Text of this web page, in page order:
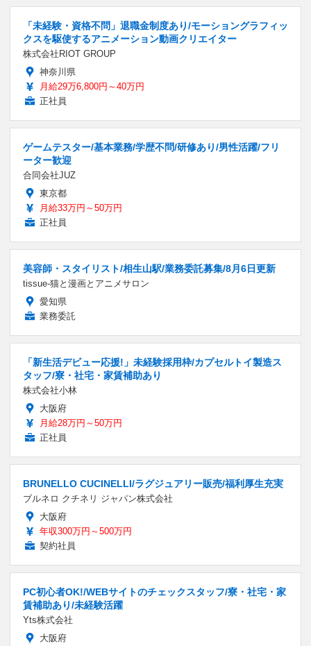
「未経験・資格不問」退職金制度あり/モーショングラフィッ
クスを駆使するアニメーション動画クリエイター
株式会社RIOT GROUP
神奈川県
月給29万6,800円～40万円
正社員
ゲームテスター/基本業務/学歴不問/研修あり/男性活躍/フリ
ーター歓迎
合同会社JUZ
東京都
月給33万円～50万円
正社員
美容師・スタイリスト/相生山駅/業務委託募集/8月6日更新
tissue-猫と漫画とアニメサロン
愛知県
業務委託
「新生活デビュー応援!」未経験採用枠/カプセルトイ製造ス
タッフ/寮・社宅・家賃補助あり
株式会社小林
大阪府
月給28万円～50万円
正社員
BRUNELLO CUCINELLI/ラグジュアリー販売/福利厚生充実
ブルネロ クチネリ ジャパン株式会社
大阪府
年収300万円～500万円
契約社員
PC初心者OK!/WEBサイトのチェックスタッフ/寮・社宅・家
賃補助あり/未経験活躍
Yts株式会社
大阪府